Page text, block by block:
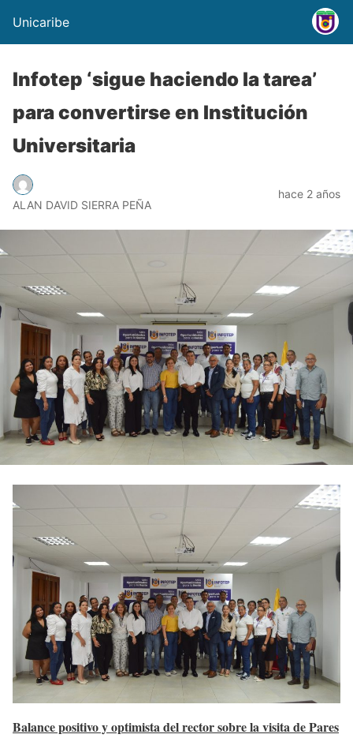
Unicaribe
Infotep ‘sigue haciendo la tarea’
para convertirse en Institución
Universitaria
ALAN DAVID SIERRA PEÑA
hace 2 años
Balance positivo y optimista del rector sobre la visita de Pares